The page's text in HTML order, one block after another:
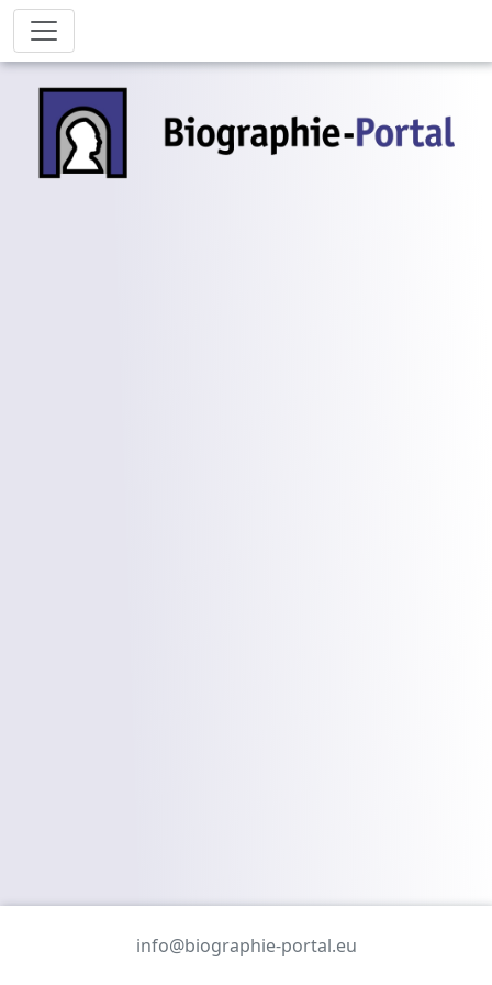
info@biographie-portal.eu